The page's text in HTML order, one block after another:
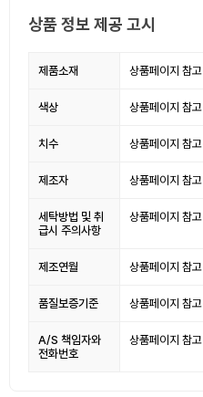
상품 정보 제공 고시
제품소재 상품페이지 참고
색상 상품페이지 참고
치수 상품페이지 참고
제조자 상품페이지 참고
세탁방법 및 취
급시 주의사항
상품페이지 참고
제조연월 상품페이지 참고
품질보증기준 상품페이지 참고
A/S 책임자와
전화번호
상품페이지 참고